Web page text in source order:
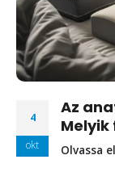
4
okt
Az
Melyik
Olvassa